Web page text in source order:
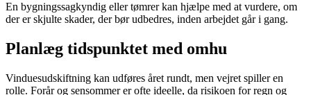
En bygningssagkyndig eller tømrer kan hjælpe med at vurdere, om
der er skjulte skader, der bør udbedres, inden arbejdet går i gang.
Planlæg tidspunktet med omhu
Vinduesudskiftning kan udføres året rundt, men vejret spiller en
rolle. Forår og sensommer er ofte ideelle, da risikoen for regn og